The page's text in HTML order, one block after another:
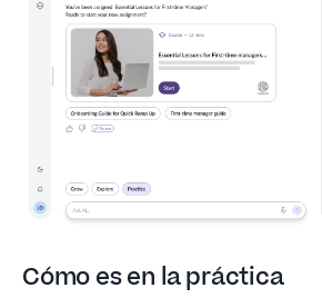
Cómo es en la práctica